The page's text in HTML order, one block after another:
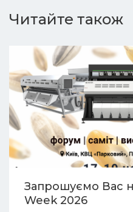
Читайте також
Запрошуємо Вас
Week 2026